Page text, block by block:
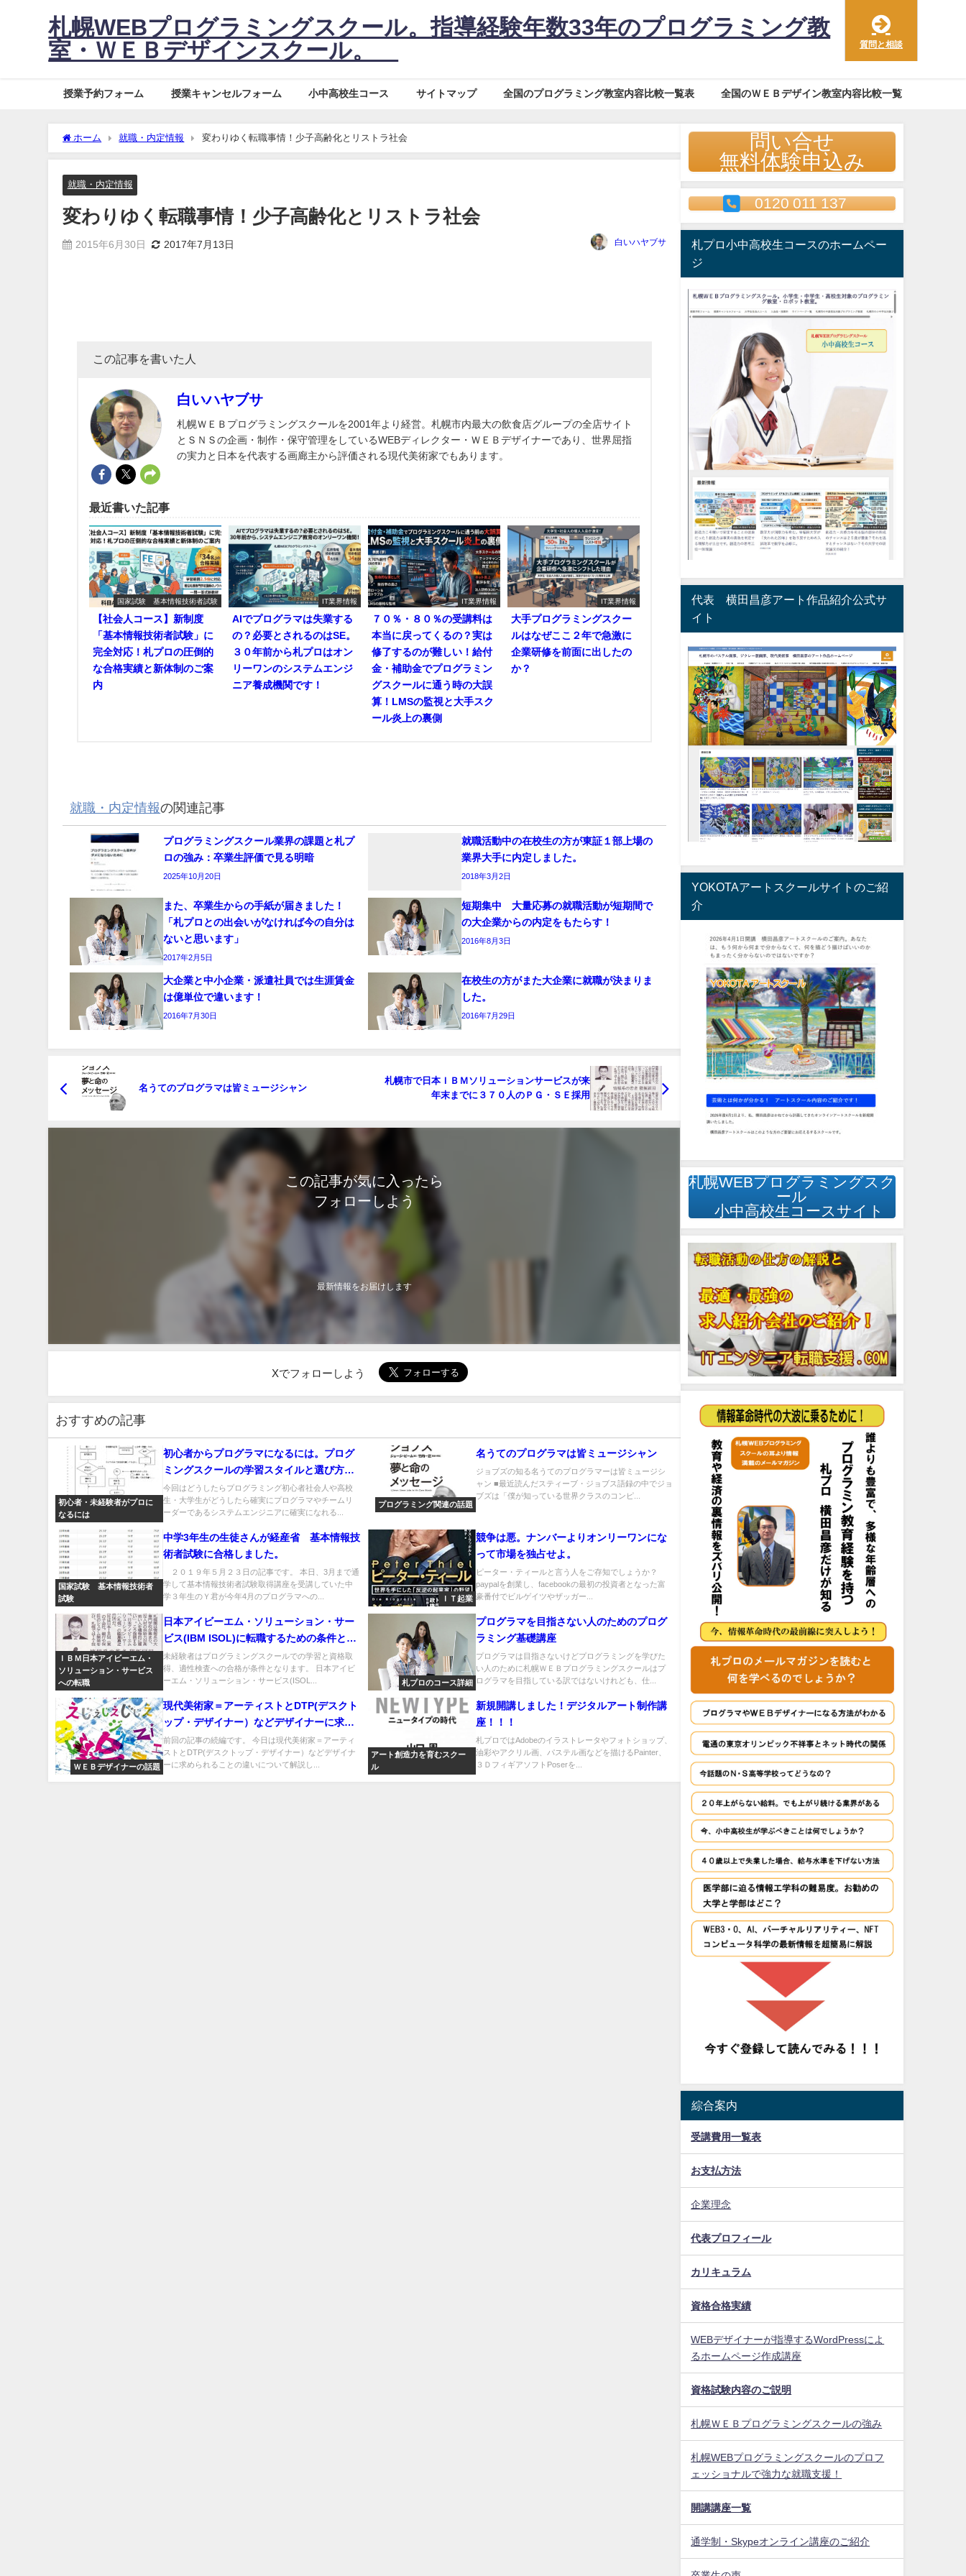
札幌WEBプログラミングスクール。指導経験年数33年のプログラミング教
室・ＷＥＢデザインスクール。
質問と相談
授業予約フォーム 授業キャンセルフォーム 小中高校生コース サイトマップ 全国のプログラミング教室内容比較一覧表 全国のＷＥＢデザイン教室内容比較一覧
ホーム 就職・内定情報 変わりゆく転職事情！少子高齢化とリストラ社会
就職・内定情報
変わりゆく転職事情！少子高齢化とリストラ社会
2015年6月30日 2017年7月13日 白いハヤブサ
この記事を書いた人
白いハヤブサ
札幌ＷＥＢプログラミングスクールを2001年より経営。札幌市内最大の飲食店グループの全店サイト
とＳＮＳの企画・制作・保守管理をしているWEBディレクター・ＷＥＢデザイナーであり、世界屈指
の実力と日本を代表する画廊主から評価される現代美術家でもあります。
最近書いた記事
国家試験 基本情報技術者試験
【社会人コース】新制度
「基本情報技術者試験」に
完全対応！札プロの圧倒的
な合格実績と新体制のご案
内
IT業界情報
AIでプログラマは失業する
の？必要とされるのはSE。
３０年前から札プロはオン
リーワンのシステムエンジ
ニア養成機関です！
IT業界情報
７０％・８０％の受講料は
本当に戻ってくるの？実は
修了するのが難しい！給付
金・補助金でプログラミン
グスクールに通う時の大誤
算！LMSの監視と大手スク
ール炎上の裏側
IT業界情報
大手プログラミングスクー
ルはなぜここ２年で急激に
企業研修を前面に出したの
か？
就職・内定情報の関連記事
プログラミングスクール業界の課題と札プ
ロの強み：卒業生評価で見る明暗
2025年10月20日
就職活動中の在校生の方が東証１部上場の
業界大手に内定しました。
2018年3月2日
また、卒業生からの手紙が届きました！
「札プロとの出会いがなければ今の自分は
ないと思います」
2017年2月5日
短期集中 大量応募の就職活動が短期間で
の大企業からの内定をもたらす！
2016年8月3日
大企業と中小企業・派遣社員では生涯賃金
は億単位で違います！
2016年7月30日
在校生の方がまた大企業に就職が決まりま
した。
2016年7月29日
名うてのプログラマは皆ミュージシャン
札幌市で日本ＩＢＭソリューションサービスが来
年末までに３７０人のＰＧ・ＳＥ採用
この記事が気に入ったら
フォローしよう
最新情報をお届けします
Xでフォローしよう
おすすめの記事
初心者・未経験者がプロに
なるには
初心者からプログラマになるには。プログ
ミングスクールの学習スタイルと選び方を
ずばり解説、No1 最も大切なのは流れ図
です！
今回はどうしたらプログラミング初心者社会人や高校
生・大学生がどうしたら確実にプログラマやチームリ
ーダーであるシステムエンジニアに確実になれる...
プログラミング関連の話題
名うてのプログラマは皆ミュージシャン
ジョブズの知る名うてのプログラマーは皆ミュージシ
ャン ■最近読んだスティーブ・ジョブス語録の中でジョ
ブズは「僕が知っている世界クラスのコンピ...
国家試験 基本情報技術者
試験
中学3年生の生徒さんが経産省 基本情報技
術者試験に合格しました。
２０１９年５月２３日の記事です。 本日、3月まで通
学して基本情報技術者試験取得講座を受講していた中
学３年生のＹ君が今年4月のプログラマへの...
ＩＴ起業
競争は悪。ナンバーよりオンリーワンにな
って市場を独占せよ。
ピーター・ティールと言う人をご存知でしょうか？
paypalを創業し、facebookの最初の投資者となった富
豪番付でビルゲイツやザッガー...
ＩＢＭ日本アイビーエム・
ソリューション・サービス
への転職
日本アイビーエム・ソリューション・サー
ビス(IBM ISOL)に転職するための条件と資
格
未経験者はプログラミングスクールでの学習と資格取
得、適性検査への合格が条件となります。 日本アイビ
ーエム・ソリューション・サービス(ISOL...
札プロのコース詳細
プログラマを目指さない人のためのプログ
ラミング基礎講座
プログラマは目指さないけどプログラミングを学びた
い人のために札幌ＷＥＢプログラミングスクールはプ
ログラマを目指している訳ではないけれども、仕...
ＷＥＢデザイナーの話題
現代美術家＝アーティストとDTP(デスクト
ップ・デザイナー）などデザイナーに求め
られることの違い
前回の記事の続編です。 今日は現代美術家＝アーティ
ストとDTP(デスクトップ・デザイナー）などデザイナ
ーに求められることの違いについて解説し...
アート創造力を育むスクー
ル
新規開講しました！デジタルアート制作講
座！！！
札プロではAdobeのイラストレータやフォトショップ、
油彩やアクリル画、パステル画などを描けるPainter、
３ＤフィギアソフトPoserを...
問い合せ
無料体験申込み
0120 011 137
札プロ小中高校生コースのホームペー
ジ
代表 横田昌彦アート作品紹介公式サ
イト
YOKOTAアートスクールサイトのご紹
介
札幌WEBプログラミングスク
ール
小中高校生コースサイト
綜合案内
受講費用一覧表
お支払方法
企業理念
代表プロフィール
カリキュラム
資格合格実績
WEBデザイナーが指導するWordPressによ
るホームページ作成講座
資格試験内容のご説明
札幌ＷＥＢプログラミングスクールの強み
札幌WEBプログラミングスクールのプロフ
ェッショナルで強力な就職支援！
開講講座一覧
通学制・Skypeオンライン講座のご紹介